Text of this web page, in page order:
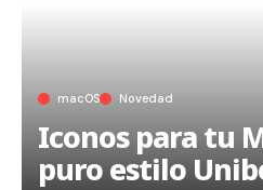
macOS Novedad
Iconos para tu
puro estilo